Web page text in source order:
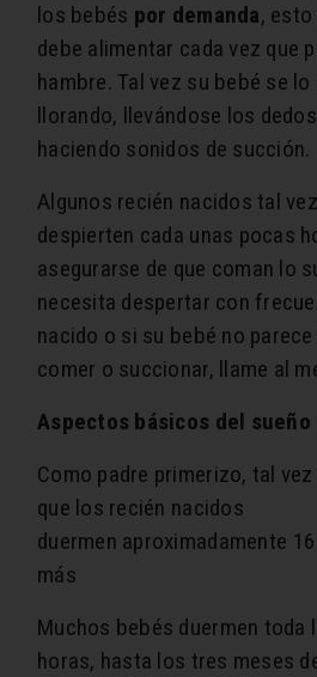
los bebés por demanda,
debe alimentar cada vez que
hambre. Tal vez su bebé se lo
llorando, llevándose los
haciendo sonidos de succión.
Algunos recién nacidos tal
despierten cada unas pocas
asegurarse de que coman lo
necesita despertar con
nacido o si su bebé no
comer o succionar, llame al
Aspectos básicos del sueño
Como padre primerizo, tal
que los recién nacidos
duermen aproximadamente
más
Muchos bebés duermen toda
horas, hasta los tres meses